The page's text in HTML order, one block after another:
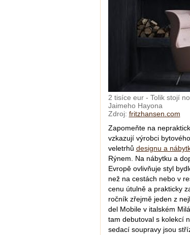
2 tisíce eur - Tolik stojí
Jaimeho Hayona
Zdroj: fritzhansen.com
Zapomeňte na
vzkazují výrobci
veletrhů designu a
Rýnem. Na nábytku a
Evropě ovlivňuje styl
než na cestách nebo v
cenu útulně a prakticky
ročník zřejmě jeden z
del Mobile v italském
tam debutoval s kolekcí
sedací soupravy jsou